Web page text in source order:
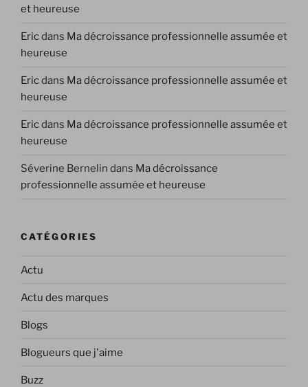
et heureuse
Ericdans Ma décroissance professionnelle assumée et
heureuse
Ericdans Ma décroissance professionnelle assumée et
heureuse
Ericdans Ma décroissance professionnelle assumée et
heureuse
Séverine Bernelin dans Ma décroissance
professionnelle assumée et heureuse
CATÉGORIES
Actu
Actu des marques
Blogs
Blogueurs que j'aime
Buzz